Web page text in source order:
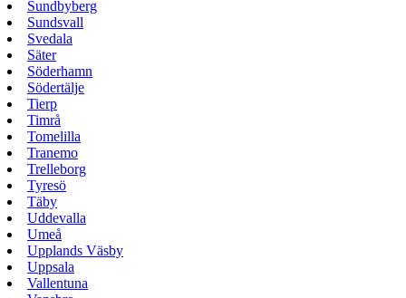
Sundbyberg
Sundsvall
Svedala
Säter
Söderhamn
Södertälje
Tierp
Timrå
Tomelilla
Tranemo
Trelleborg
Tyresö
Täby
Uddevalla
Umeå
Upplands Väsby
Uppsala
Vallentuna